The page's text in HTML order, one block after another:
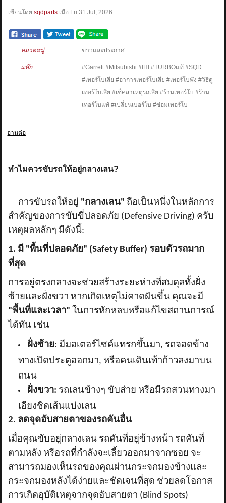
เขียนโดยsqdparts เมื่อ Fri 31 Jul, 2026
หมวดหมู่ ข่าวและประกาศ
แท๊ก:
#Garrett #Mitsubishi #IHI #TURBOแท้ #SQD
#เทอร์โบเสีย #อาการเทอร์โบเสีย #เทอร์โบพัง #วิธีดู
เทอร์โบเสีย #เช็คสาเหตุรถเสีย #ร้านเทอร์โบ #ร้าน
เทอร์โบแท้ #เปลี่ยนเบอร์โบ #ซ่อมเทอร์โบ
อ่านต่อ
ทำไมควรขับรถให้อยู่กลางเลน?
การขับรถให้อยู่ "กลางเลน" ถือเป็นหนึ่งในหลักการ
สำคัญของการขับขี่ปลอดภัย (Defensive Driving) ครับ
เหตุผลหลักๆ มีดังนี้:
1. มี "พื้นที่ปลอดภัย" (Safety Buffer) รอบตัวรถมาก
ที่สุด
การอยู่ตรงกลางจะช่วยสร้างระยะห่างที่สมดุลทั้งฝั่ง
ซ้ายและฝั่งขวา หากเกิดเหตุไม่คาดฝันขึ้น คุณจะมี
"พื้นที่และเวลา" ในการหักหลบหรือแก้ไขสถานการณ์
ได้ทัน เช่น
ฝั่งซ้าย: มีมอเตอร์ไซค์แทรกขึ้นมา, รถจอดข้าง
ทางเปิดประตูออกมา, หรือคนเดินเท้าก้าวลงมาบน
ถนน
ฝั่งขวา: รถเลนข้างๆ ขับส่าย หรือมีรถสวนทางมา
เอียงชิดเส้นแบ่งเลน
2. ลดจุดอับสายตาของรถคันอื่น
เมื่อคุณขับอยู่กลางเลน รถคันที่อยู่ข้างหน้า รถคันที่
ตามหลัง หรือรถที่กำลังจะเลี้ยวออกมาจากซอย จะ
สามารถมองเห็นรถของคุณผ่านกระจกมองข้างและ
กระจกมองหลังได้ง่ายและชัดเจนที่สุด ช่วยลดโอกาส
การเกิดอุบัติเหตุจากจุดอับสายตา (Blind Spots)